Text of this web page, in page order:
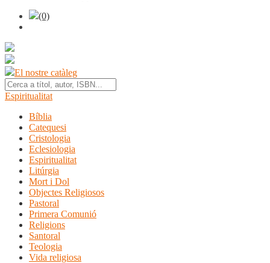
(0)
El nostre catàleg
Espiritualitat
Bíblia
Catequesi
Cristologia
Eclesiologia
Espiritualitat
Litúrgia
Mort i Dol
Objectes Religiosos
Pastoral
Primera Comunió
Religions
Santoral
Teologia
Vida religiosa